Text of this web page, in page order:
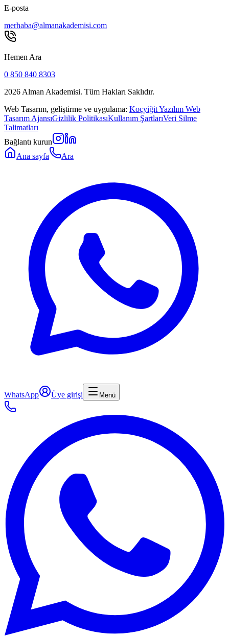
E-posta
merhaba@almanakademisi.com
Hemen Ara
0 850 840 8303
2026 Alman Akademisi. Tüm Hakları Saklıdır.
Web Tasarım, geliştirme ve uygulama: Koçyiğit Yazılım Web
Tasarım AjansıGizlilik PolitikasıKullanım ŞartlarıVeri Silme
Talimatları
Bağlantı kurun
Ana sayfa
Ara
WhatsApp Üye girişi Menü